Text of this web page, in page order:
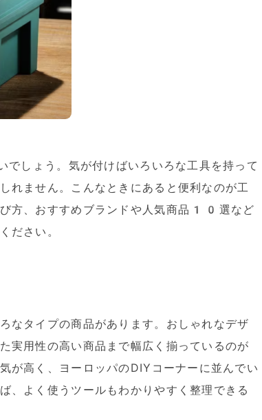
しょう。気が付けばいろいろな工具を持って
れません。こんなときにあると便利なのが工
方、おすすめブランドや人気商品10選など
ださい。
なタイプの商品があります。おしゃれなデザ
実用性の高い商品まで幅広く揃っているのが
が高く、ヨーロッパのDIYコーナーに並んでい
、よく使うツールもわかりやすく整理できる